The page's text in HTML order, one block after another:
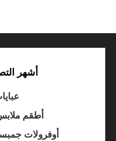
أشهر
أطقم
أوفرولات